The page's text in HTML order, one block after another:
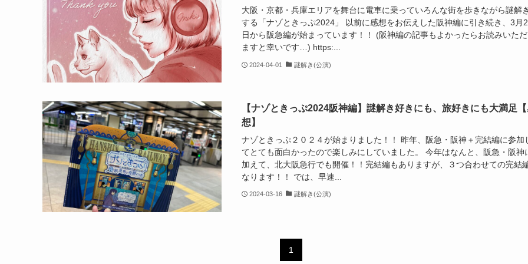
大阪・京都・兵庫エリアを舞台に電車に乗っていろんな街を歩きながら謎解
する「ナゾときっぷ2024」 以前に感想をお伝えした阪神編に引き続き、3月
日から阪急編が始まっています！！ (阪神編の記事もよかったらお読みいた
ますと幸いです…) https:...
2024-04-01 謎解き(公演)
【ナゾときっぷ2024阪神編】謎解き好きにも、旅好きにも大満足
想】
ナゾときっぷ２０２４が始まりました！！ 昨年、阪急・阪神＋完結編に参加
てとても面白かったので楽しみにしていました。 今年はなんと、阪急・阪神
加えて、北大阪急行でも開催！！完結編もありますが、３つ合わせての完結
なります！！ では、早速...
2024-03-16 謎解き(公演)
1